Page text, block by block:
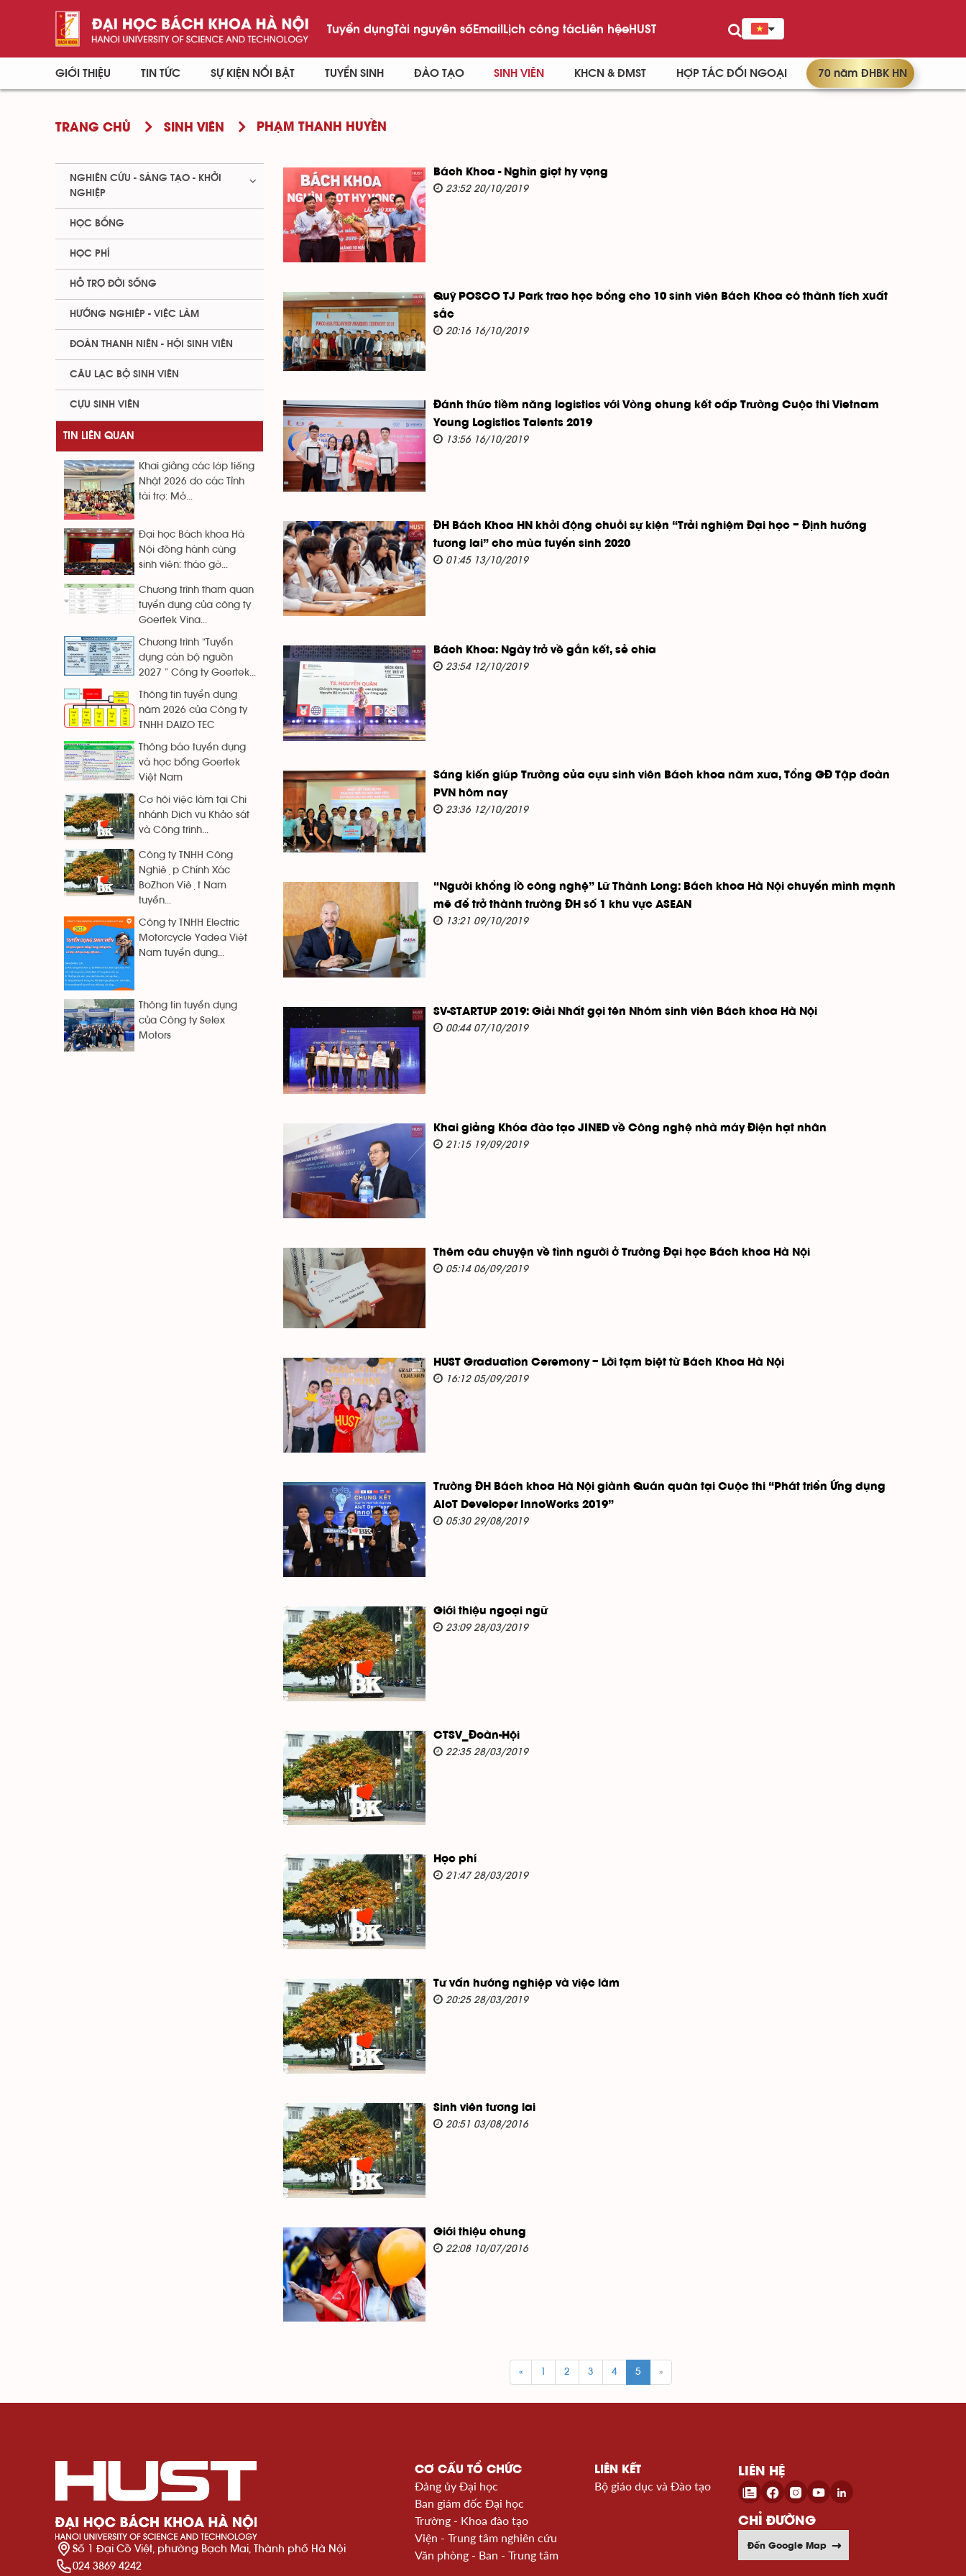
Tuyển dụngTài nguyên sốEmailLịch công tácLiên hệeHUST
GIỚI THIỆU TIN TỨC SỰ KIỆN NỔI BẬT TUYỂN SINH ĐÀO TẠO SINH VIÊN KHCN & ĐMST HỢP TÁC ĐỐI NGOẠI 70 năm ĐHBK HN
TRANG CHỦ SINH VIÊN PHẠM THANH HUYỀN
Bách Khoa - Nghìn giọt hy vọng
23:52 20/10/2019
Quỹ POSCO TJ Park trao học bổng cho 10 sinh viên Bách Khoa có thành tích xuất
sắc
20:16 16/10/2019
Đánh thức tiềm năng logistics với Vòng chung kết cấp Trường Cuộc thi Vietnam
Young Logistics Talents 2019
13:56 16/10/2019
ĐH Bách Khoa HN khởi động chuỗi sự kiện “Trải nghiệm Đại học – Định hướng
tương lai” cho mùa tuyển sinh 2020
01:45 13/10/2019
Bách Khoa: Ngày trở về gắn kết, sẻ chia
23:54 12/10/2019
Sáng kiến giúp Trường của cựu sinh viên Bách khoa năm xưa, Tổng GĐ Tập đoàn
PVN hôm nay
23:36 12/10/2019
“Người khổng lồ công nghệ” Lữ Thành Long: Bách khoa Hà Nội chuyển mình mạnh
mẽ để trở thành trường ĐH số 1 khu vực ASEAN
13:21 09/10/2019
SV-STARTUP 2019: Giải Nhất gọi tên Nhóm sinh viên Bách khoa Hà Nội
00:44 07/10/2019
Khai giảng Khóa đào tạo JINED về Công nghệ nhà máy Điện hạt nhân
21:15 19/09/2019
Thêm câu chuyện về tình người ở Trường Đại học Bách khoa Hà Nội
05:14 06/09/2019
HUST Graduation Ceremony – Lời tạm biệt từ Bách Khoa Hà Nội
16:12 05/09/2019
Trường ĐH Bách khoa Hà Nội giành Quán quân tại Cuộc thi “Phát triển Ứng dụng
AIoT Developer InnoWorks 2019”
05:30 29/08/2019
Giới thiệu ngoại ngữ
23:09 28/03/2019
CTSV_Đoàn-Hội
22:35 28/03/2019
Học phí
21:47 28/03/2019
Tư vấn hướng nghiệp và việc làm
20:25 28/03/2019
Sinh viên tương lai
20:51 03/08/2016
Giới thiệu chung
22:08 10/07/2016
« 2 3 4 5 »
NGHIÊN CỨU - SÁNG TẠO - KHỞI
NGHIỆP
HỌC BỔNG
HỌC PHÍ
HỖ TRỢ ĐỜI SỐNG
HƯỚNG NGHIỆP - VIỆC LÀM
ĐOÀN THANH NIÊN - HỘI SINH VIÊN
CÂU LẠC BỘ SINH VIÊN
CỰU SINH VIÊN
TIN LIÊN QUAN
Khai giảng các lớp tiếng
Nhật 2026 do các Tỉnh
tài trợ: Mở...
Đại học Bách khoa Hà
Nội đồng hành cùng
sinh viên: tháo gỡ...
Chương trình tham quan
tuyển dụng của công ty
Goertek Vina...
Chương trình “Tuyển
dụng cán bộ nguồn
2027 ” Công ty Goertek...
Thông tin tuyển dụng
năm 2026 của Công ty
TNHH DAIZO TEC
Thông báo tuyển dụng
và học bổng Goertek
Việt Nam
Cơ hội việc làm tại Chi
nhánh Dịch vụ Khảo sát
và Công trình...
Công ty TNHH Công
Nghiệp Chính Xác
BoZhon Việt Nam
tuyển...
Công ty TNHH Electric
Motorcycle Yadea Việt
Nam tuyển dụng...
Thông tin tuyển dụng
của Công ty Selex
Motors
Số 1 Đại Cồ Việt, phường Bạch Mai, Thành phố Hà Nội
024 3869 4242
CƠ CẤU TỔ CHỨC
Đảng ủy Đại học
Ban giám đốc Đại học
Trường - Khoa đào tạo
Viện - Trung tâm nghiên cứu
Văn phòng - Ban - Trung tâm
LIÊN KẾT
Bộ giáo dục và Đào tạo
LIÊN HỆ
CHỈ ĐƯỜNG
Đến Google Map